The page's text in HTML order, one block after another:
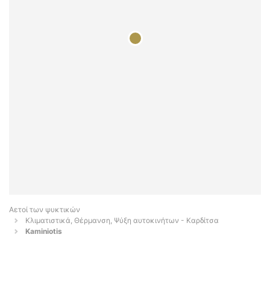
Αετοί των ψυκτικών
Κλιματιστικά, Θέρμανση, Ψύξη αυτοκινήτων - Καρδίτσα
Kaminiotis